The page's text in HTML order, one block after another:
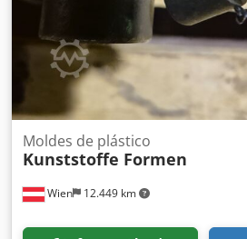
Wien 12.449 km
Moldes de plástico
Kunststoffe Formen